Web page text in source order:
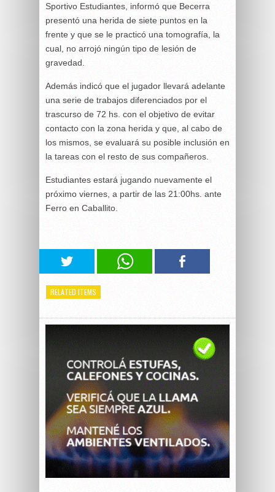
Sportivo Estudiantes, informó que Becerra
presentó una herida de siete puntos en la
frente y que se le practicó una tomografía, la
cual, no arrojó ningún tipo de lesión de
gravedad.
Además indicó que el jugador llevará adelante
una serie de trabajos diferenciados por el
trascurso de 72 hs. con el objetivo de evitar
contacto con la zona herida y que, al cabo de
los mismos, se evaluará su posible inclusión en
la tareas con el resto de sus compañeros.
Estudiantes estará jugando nuevamente el
próximo viernes, a partir de las 21:00hs. ante
Ferro en Caballito.
RELATED ITEMS